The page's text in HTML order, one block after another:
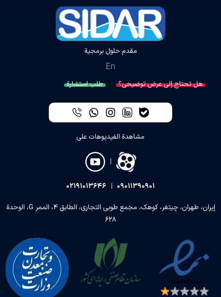
مقدم حلول برمجية
En
هل تحتاج إلى عرض توضيحي؟ طلب استشارة
مشاهدة الفيديوهات على
|
09011390901
|
02191013646
إيران، طهران، چيتغر، كوهك، مجمع طوبي التجاري، الطابق 4، الممر G، الوحدة
628